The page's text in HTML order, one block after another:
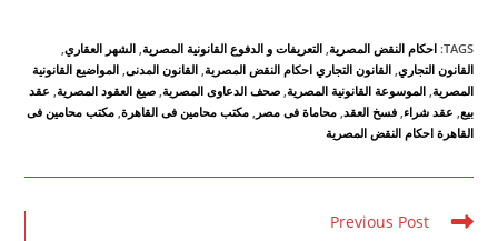
TAGS
:احكام النقض المصرية, التعريفات و الدفوع القانونية المصرية, الشهر العقاري,
القانون التجاري, القانون التجاري احكام النقض المصرية, القانون المدنى, المواضيع القانونية
المصرية, الموسوعة القانونية المصرية, صحف الدعاوى المصرية, صيغ العقود المصرية, عقد
بيع, عقد شراء, فسخ العقد, محاماة فى مصر , مكتب محامين فى القاهرة, مكتب محامين فى
القاهرة احكام النقض المصرية
Read
Previous Post